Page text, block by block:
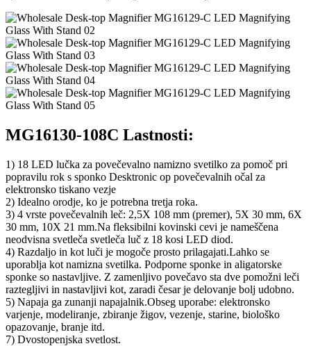
MG16130-108C Lastnosti:
1) 18 LED lučka za povečevalno namizno svetilko za pomoč pri
popravilu rok s sponko Desktronic op povečevalnih očal za
elektronsko tiskano vezje
2) Idealno orodje, ko je potrebna tretja roka.
3) 4 vrste povečevalnih leč: 2,5X 108 mm (premer), 5X 30 mm, 6X
30 mm, 10X 21 mm.Na fleksibilni kovinski cevi je nameščena
neodvisna svetleča svetleča luč z 18 kosi LED diod.
4) Razdaljo in kot luči je mogoče prosto prilagajati.Lahko se
uporablja kot namizna svetilka. Podporne sponke in aligatorske
sponke so nastavljive. Z zamenljivo povečavo sta dve pomožni leči
raztegljivi in ​​nastavljivi kot, zaradi česar je delovanje bolj udobno.
5) Napaja ga zunanji napajalnik.Obseg uporabe: elektronsko
varjenje, modeliranje, zbiranje žigov, vezenje, starine, biološko
opazovanje, branje itd.
7) Dvostopenjska svetlost.